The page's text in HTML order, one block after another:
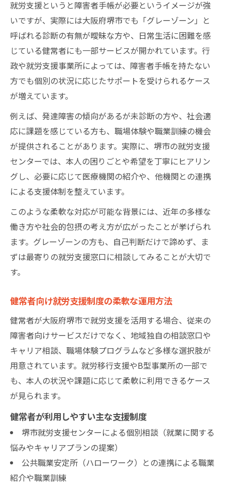
就労支援というと障害者手帳が必要というイメージが強
いですが、実際には大阪府堺市でも「グレーゾーン」と
呼ばれる診断の有無が曖昧な方や、日常生活に困難を感
じている健常者にも一部サービスが開かれています。行
政や就労支援事業所によっては、障害者手帳を持たない
方でも個別の状況に応じたサポートを受けられるケース
が増えています。
例えば、発達障害の傾向があるが未診断の方や、社会適
応に課題を感じている方も、職場体験や職業訓練の機会
が提供されることがあります。実際に、堺市の就労支援
センターでは、本人の困りごとや希望を丁寧にヒアリン
グし、必要に応じて医療機関の紹介や、他機関との連携
による支援体制を整えています。
このような柔軟な対応が可能な背景には、近年の多様な
働き方や社会的包摂の考え方が広がったことが挙げられ
ます。グレーゾーンの方も、自己判断だけで諦めず、ま
ずは最寄りの就労支援窓口に相談してみることが大切で
す。
健常者向け就労支援制度の柔軟な運用方法
健常者が大阪府堺市で就労支援を活用する場合、従来の
障害者向けサービスだけでなく、地域独自の相談窓口や
キャリア相談、職場体験プログラムなど多様な選択肢が
用意されています。就労移行支援やB型事業所の一部で
も、本人の状況や課題に応じて柔軟に利用できるケース
が見られます。
健常者が利用しやすい主な支援制度
堺市就労支援センターによる個別相談（就業に関する
悩みやキャリアプランの提案）
公共職業安定所（ハローワーク）との連携による職業
紹介や職業訓練